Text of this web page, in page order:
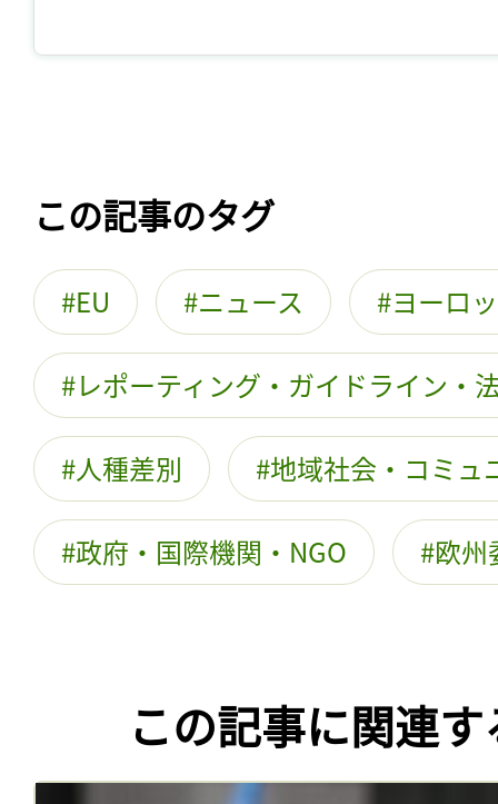
この記事のタグ
EU ニュース ヨーロ
レポーティング・ガイドライン・
人種差別 地域社会・コミュ
政府・国際機関・NGO 欧州
この記事に関連